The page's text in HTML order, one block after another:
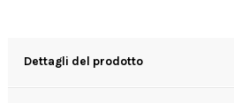
Dettagli del prodotto